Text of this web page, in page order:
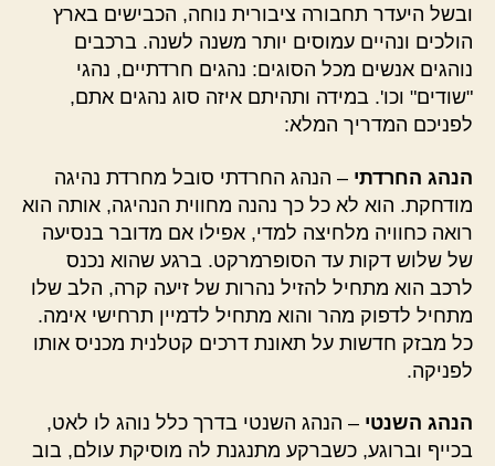
ובשל היעדר תחבורה ציבורית נוחה, הכבישים בארץ
הולכים ונהיים עמוסים יותר משנה לשנה. ברכבים
נוהגים אנשים מכל הסוגים: נהגים חרדתיים, נהגי
"שודים" וכו'. במידה ותהיתם איזה סוג נהגים אתם,
לפניכם המדריך המלא:
הנהג החרדתי – הנהג החרדתי סובל מחרדת נהיגה
מודחקת. הוא לא כל כך נהנה מחווית הנהיגה, אותה הוא
רואה כחוויה מלחיצה למדי, אפילו אם מדובר בנסיעה
של שלוש דקות עד הסופרמרקט. ברגע שהוא נכנס
לרכב הוא מתחיל להזיל נהרות של זיעה קרה, הלב שלו
מתחיל לדפוק מהר והוא מתחיל לדמיין תרחישי אימה.
כל מבזק חדשות על תאונת דרכים קטלנית מכניס אותו
לפניקה.
הנהג השנטי – הנהג השנטי בדרך כלל נוהג לו לאט,
בכייף וברוגע, כשברקע מתנגנת לה מוסיקת עולם, בוב